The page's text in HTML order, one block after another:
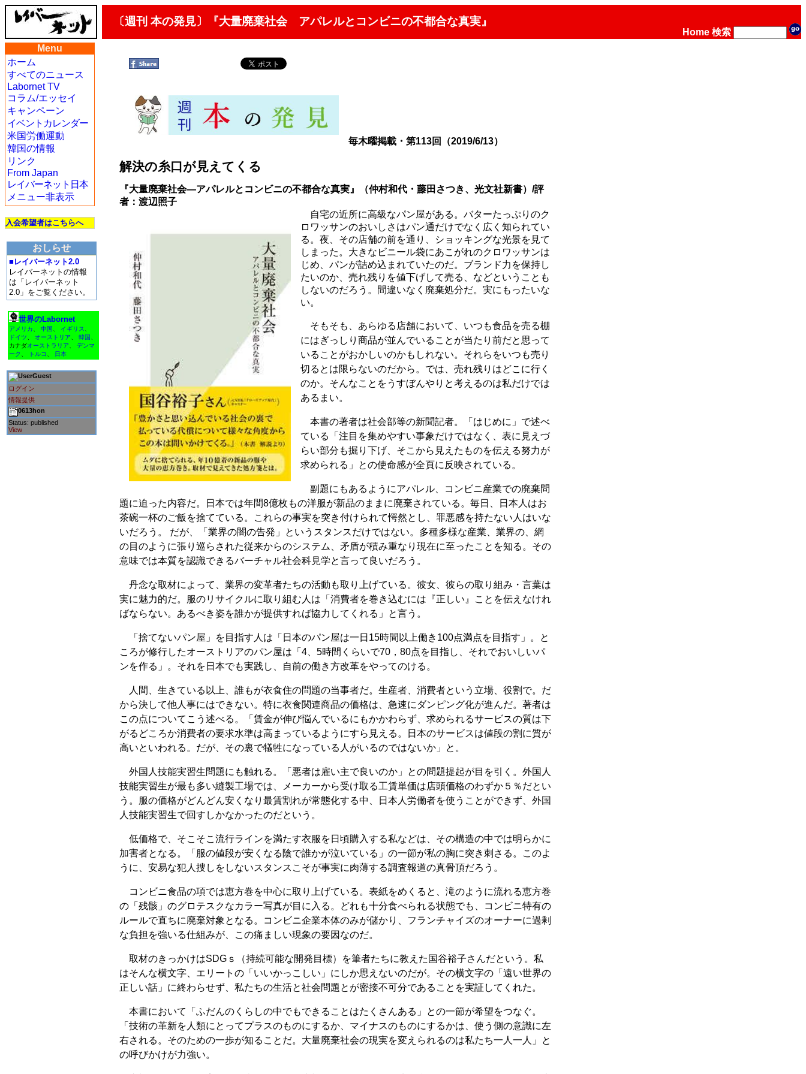
〔週刊 本の発見〕『大量廃棄社会 アパレルとコンビニの不都合な真実』
Home 検索
Menu
ホーム
すべてのニュース
Labornet TV
コラム/エッセイ
キャンペーン
イベントカレンダー
米国労働運動
韓国の情報
リンク
From Japan
レイバーネット日本
メニュー非表示
入会希望者はこちらへ
おしらせ
■レイバーネット2.0
レイバーネットの情報
は「レイバーネット
2.0」をご覧ください。
世界のLabornet
アメリカ 中国 イギリス
ドイツ
オーストリア 韓国
カナダオーストラリア
デンマ
ーク
トルコ 日本
Guest
ログイン
情報提供
0613hon
Status: published
View
毎木曜掲載・第113回（2019/6/13）
解決の糸口が見えてくる
『大量廃棄社会—アパレルとコンビニの不都合な真実』（仲村和代・藤田さつき、光文社新書）/評
者：渡辺照子
自宅の近所に高級なパン屋がある。バターたっぷりのク
ロワッサンのおいしさはパン通だけでなく広く知られてい
る。夜、その店舗の前を通り、ショッキングな光景を見て
しまった。大きなビニール袋にあこがれのクロワッサンは
じめ、パンが詰め込まれていたのだ。ブランド力を保持し
たいのか、売れ残りを値下げして売る、などということも
しないのだろう。間違いなく廃棄処分だ。実にもったいな
い。
そもそも、あらゆる店舗において、いつも食品を売る棚
にはぎっしり商品が並んでいることが当たり前だと思って
いることがおかしいのかもしれない。それらをいつも売り
切るとは限らないのだから。では、売れ残りはどこに行く
のか。そんなことをうすぼんやりと考えるのは私だけでは
あるまい。
本書の著者は社会部等の新聞記者。「はじめに」で述べ
ている「注目を集めやすい事象だけではなく、表に見えづ
らい部分も掘り下げ、そこから見えたものを伝える努力が
求められる」との使命感が全頁に反映されている。
副題にもあるようにアパレル、コンビニ産業での廃棄問
題に迫った内容だ。日本では年間8億枚もの洋服が新品のままに廃棄されている。毎日、日本人はお
茶碗一杯のご飯を捨てている。これらの事実を突き付けられて愕然とし、罪悪感を持たない人はいな
いだろう。 だが、「業界の闇の告発」というスタンスだけではない。多種多様な産業、業界の、網
の目のように張り巡らされた従来からのシステム、矛盾が積み重なり現在に至ったことを知る。その
意味では本質を認識できるバーチャル社会科見学と言って良いだろう。
丹念な取材によって、業界の変革者たちの活動も取り上げている。彼女、彼らの取り組み・言葉は
実に魅力的だ。服のリサイクルに取り組む人は「消費者を巻き込むには『正しい』ことを伝えなけれ
ばならない。あるべき姿を誰かが提供すれば協力してくれる」と言う。
「捨てないパン屋」を目指す人は「日本のパン屋は一日15時間以上働き100点満点を目指す」。と
ころが修行したオーストリアのパン屋は「4、5時間くらいで70，80点を目指し、それでおいしいパ
ンを作る」。それを日本でも実践し、自前の働き方改革をやってのける。
人間、生きている以上、誰もが衣食住の問題の当事者だ。生産者、消費者という立場、役割で。だ
から決して他人事にはできない。特に衣食関連商品の価格は、急速にダンピング化が進んだ。著者は
この点についてこう述べる。「賃金が伸び悩んでいるにもかかわらず、求められるサービスの質は下
がるどころか消費者の要求水準は高まっているようにすら見える。日本のサービスは値段の割に質が
高いといわれる。だが、その裏で犠牲になっている人がいるのではないか」と。
外国人技能実習生問題にも触れる。「悪者は雇い主で良いのか」との問題提起が目を引く。外国人
技能実習生が最も多い縫製工場では、メーカーから受け取る工賃単価は店頭価格のわずか５％だとい
う。服の価格がどんどん安くなり最賃割れが常態化する中、日本人労働者を使うことができず、外国
人技能実習生で回すしかなかったのだという。
低価格で、そこそこ流行ラインを満たす衣服を日頃購入する私などは、その構造の中では明らかに
加害者となる。「服の値段が安くなる陰で誰かが泣いている」の一節が私の胸に突き刺さる。このよ
うに、安易な犯人捜しをしないスタンスこそが事実に肉薄する調査報道の真骨頂だろう。
コンビニ食品の項では恵方巻を中心に取り上げている。表紙をめくると、滝のように流れる恵方巻
の「残骸」のグロテスクなカラー写真が目に入る。どれも十分食べられる状態でも、コンビニ特有の
ルールで直ちに廃棄対象となる。コンビニ企業本体のみが儲かり、フランチャイズのオーナーに過剰
な負担を強いる仕組みが、この痛ましい現象の要因なのだ。
取材のきっかけはSDGｓ（持続可能な開発目標）を筆者たちに教えた国谷裕子さんだという。私
はそんな横文字、エリートの「いいかっこしい」にしか思えないのだが。その横文字の「遠い世界の
正しい話」に終わらせず、私たちの生活と社会問題とが密接不可分であることを実証してくれた。
本書において「ふだんのくらしの中でもできることはたくさんある」との一節が希望をつなぐ。
「技術の革新を人類にとってプラスのものにするか、マイナスのものにするかは、使う側の意識に左
右される。そのための一歩が知ることだ。大量廃棄社会の現実を変えられるのは私たち一人一人」と
の呼びかけが力強い。